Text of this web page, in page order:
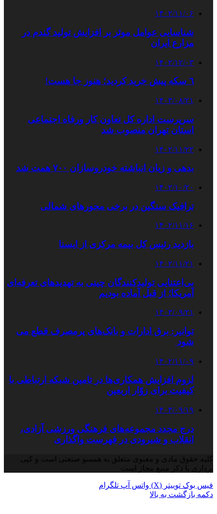
۱۴۰۲/۱۱/۰۶
شناسایی عوامل موثر بر افزایش تولید گندم در
مزارع ایران
۱۴۰۲/۱۲/۰۳
٦ سکه پیش خرید کردید؛ هنوز جا هست!
۱۴۰۳/۰۸/۲۱
سرپرست اداره کل تعاون کار ورفاه اجتماعی
استان تهران منصوب شد
۱۴۰۲/۱۱/۲۲
بدهی و زیان انباشته خودروسازان ۷۰۰ همت شد
۱۴۰۲/۱۰/۲۰
ترافیک سنگین در برخی محورهای شمالی
۱۴۰۲/۱۱/۱۶
بازدید رئیس کل بیمه مرکزی از ایسنا
۱۴۰۲/۱۱/۲۱
بی‌اعتنایی تولیدکنندگان چینی به تهدیدهای تعرفه‌ای
آمریکا؛ از قبل آماده بودیم
۱۴۰۳/۰۹/۲۱
توانیر: برق ادارات و بانک‌های پرمصرف قطع می
شود
۱۴۰۲/۱۱/۰۹
لزوم افزایش همکاری‌ها در تامین شبکه ارتباطی با
کیفیت برای زوّار اربعین
۱۴۰۳/۰۹/۱۹
درج مجدد مجموعه‌های فرهنگی ورزشی آزادی،
انقلاب و شیرودی در فهرست واگذاری
کلیه حقوق مادی و معنوی متعلق به همسو صنعتی است و کپی
برداری با ذکر منبع مجاز است
فیس بوک توییتر (X) واتس آپ تلگرام
دکمه بازگشت به بالا